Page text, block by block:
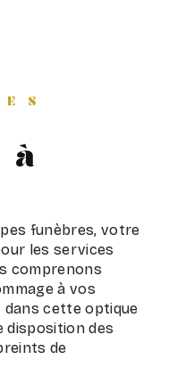
à
funèbres, votre
les services
comprenons
à vos
dans cette optique
disposition des
de